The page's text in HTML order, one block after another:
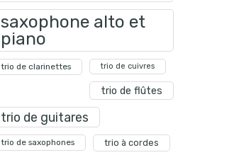
saxophone alto et
piano
trio de clarinettes trio de cuivres
trio de flûtes
trio de guitares
trio de saxophones trio à cordes